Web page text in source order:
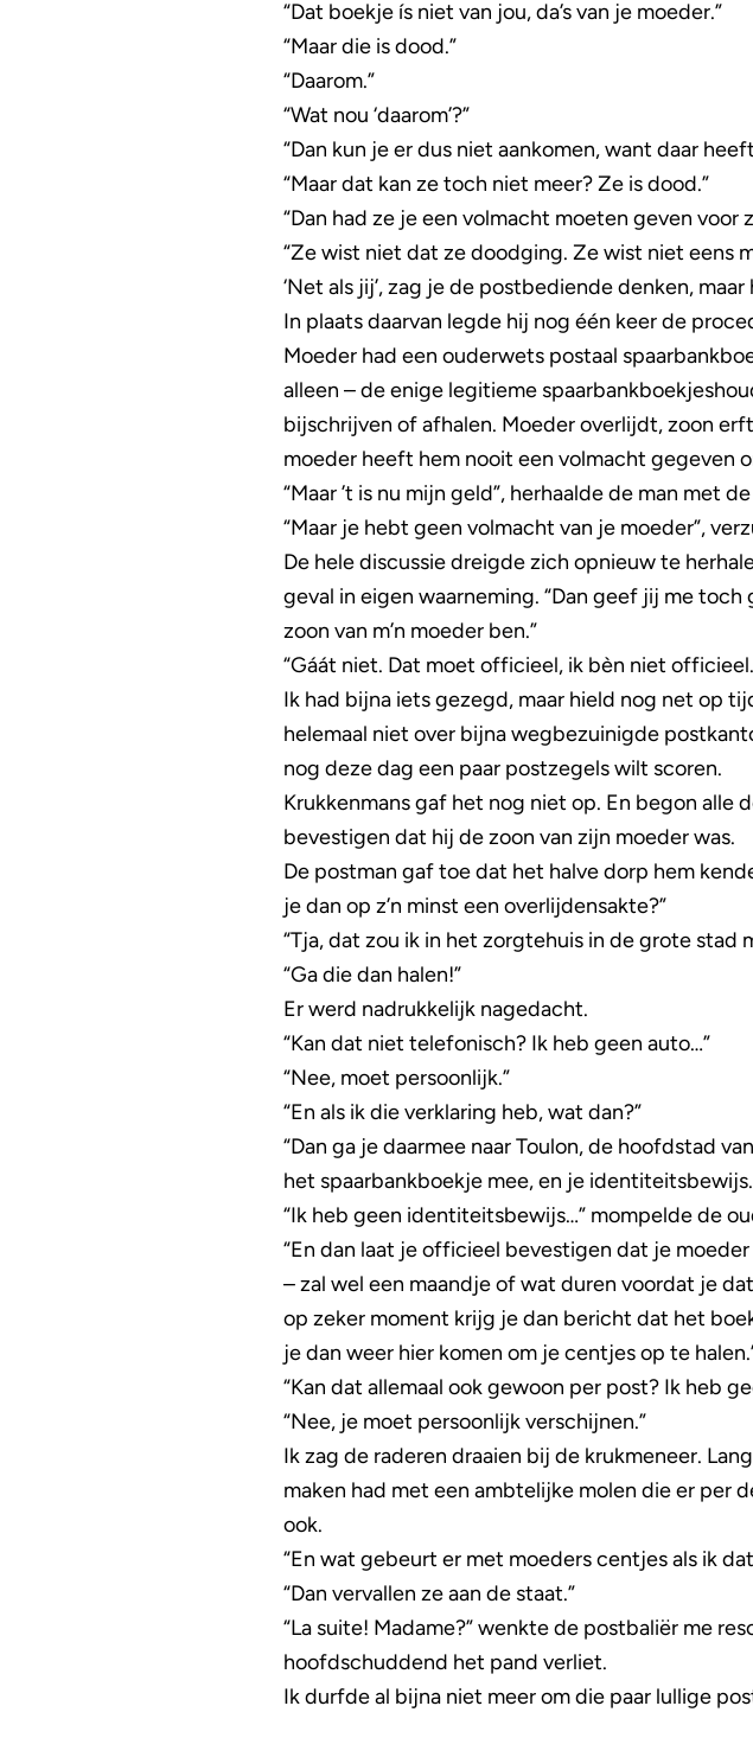
“Dat boekje ís niet van jou, da’s van je moeder.”
“Maar die is dood.”
“Daarom.”
“Wat nou ‘daarom’?”
“Dan kun je er dus niet aankomen, want daar
“Maar dat kan ze toch niet meer? Ze is dood.”
“Dan had ze je een volmacht moeten geven voor
“Ze wist niet dat ze doodging. Ze wist niet eens
‘Net als jij’, zag je de postbediende denken,
In plaats daarvan legde hij nog één keer de
Moeder had een ouderwets postaal
alleen – de enige legitieme
bijschrijven of afhalen. Moeder overlijdt, zoon
moeder heeft hem nooit een volmacht gegeven
“Maar ’t is nu mijn geld”, herhaalde de man met
“Maar je hebt geen volmacht van je moeder”,
De hele discussie dreigde zich opnieuw te
geval in eigen waarneming. “Dan geef jij me
zoon van m’n moeder ben.”
“Gáát niet. Dat moet officieel, ik bèn niet
Ik had bijna iets gezegd, maar hield nog net op
helemaal niet over bijna wegbezuinigde
nog deze dag een paar postzegels wilt scoren.
Krukkenmans gaf het nog niet op. En begon alle
bevestigen dat hij de zoon van zijn moeder was.
De postman gaf toe dat het halve dorp hem
je dan op z’n minst een overlijdensakte?”
“Tja, dat zou ik in het zorgtehuis in de grote stad
“Ga die dan halen!”
Er werd nadrukkelijk nagedacht.
“Kan dat niet telefonisch? Ik heb geen auto…”
“Nee, moet persoonlijk.”
“En als ik die verklaring heb, wat dan?”
“Dan ga je daarmee naar Toulon, de hoofdstad
het spaarbankboekje mee, en je
“Ik heb geen identiteitsbewijs…” mompelde de
“En dan laat je officieel bevestigen dat je
– zal wel een maandje of wat duren voordat je
op zeker moment krijg je dan bericht dat het
je dan weer hier komen om je centjes op te
“Kan dat allemaal ook gewoon per post? Ik heb
“Nee, je moet persoonlijk verschijnen.”
Ik zag de raderen draaien bij de krukmeneer.
maken had met een ambtelijke molen die er per
ook.
“En wat gebeurt er met moeders centjes als ik
“Dan vervallen ze aan de staat.”
“La suite! Madame?” wenkte de postbaliër me
hoofdschuddend het pand verliet.
Ik durfde al bijna niet meer om die paar lullige